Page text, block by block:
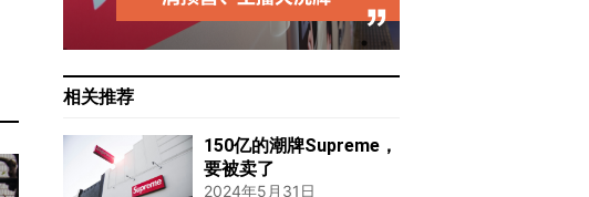
相关推荐
150亿的潮牌Supreme，
要被卖了
2024年5月31日